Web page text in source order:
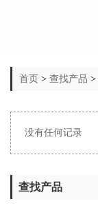
首页 > 查找产品 >
没有任何记录
查找产品